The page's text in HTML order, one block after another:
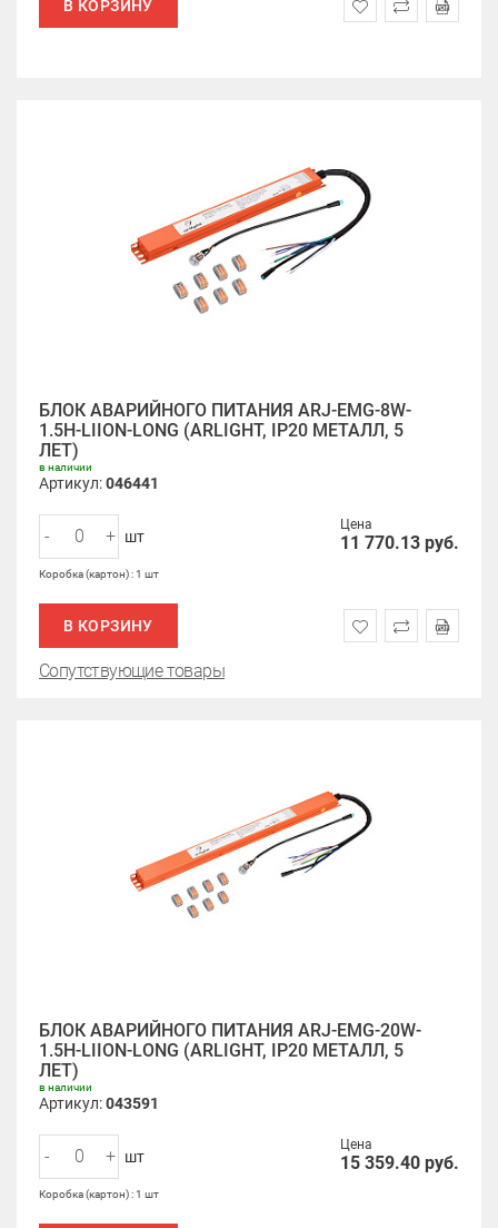
В КОРЗИНУ
БЛОК АВАРИЙНОГО ПИТАНИЯ ARJ-EMG-8W-
1.5H-LIION-LONG (ARLIGHT, IP20 МЕТАЛЛ, 5
ЛЕТ)
в наличии
Артикул:046441
Цена
11 770.13 руб.
- + шт
Коробка (картон) : 1 шт
В КОРЗИНУ
Сопутствующие товары
БЛОК АВАРИЙНОГО ПИТАНИЯ ARJ-EMG-20W-
1.5H-LIION-LONG (ARLIGHT, IP20 МЕТАЛЛ, 5
ЛЕТ)
в наличии
Артикул:043591
Цена
15 359.40 руб.
- + шт
Коробка (картон) : 1 шт